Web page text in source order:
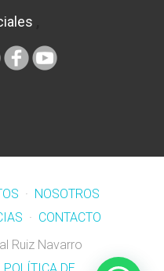
· NOSOTROS
· CONTACTO
Ruiz Navarro